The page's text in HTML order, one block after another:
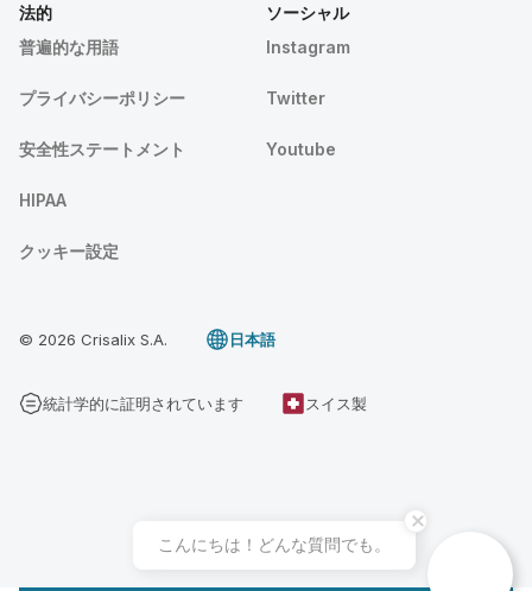
法的
普遍的な用語
プライバシーポリシー
安全性ステートメント
HIPAA
クッキー設定
ソーシャル
Instagram
Twitter
Youtube
© 2026 Crisalix S.A. 日本語
統計学的に証明されています スイス製
こんにちは！どんな質問でも。